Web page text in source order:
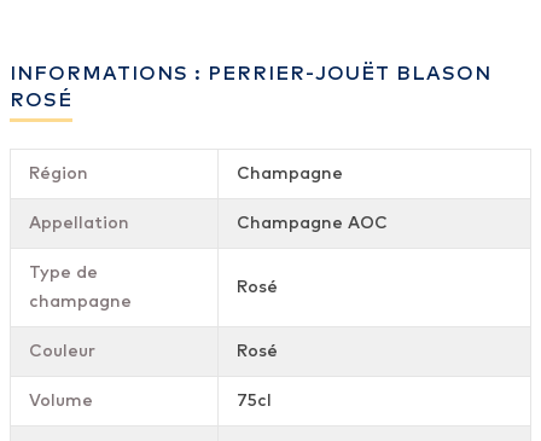
INFORMATIONS : PERRIER-JOUËT BLASON
ROSÉ
Région Champagne
Appellation Champagne AOC
Type de
champagne
Rosé
Couleur Rosé
Volume 75cl